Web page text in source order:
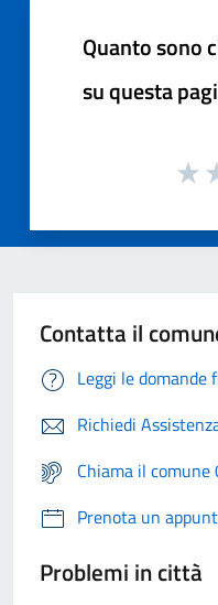
Quanto sono
su questa
Contatta il
Leggi le domande
Richiedi
Chiama il
Prenota un
Problemi in città